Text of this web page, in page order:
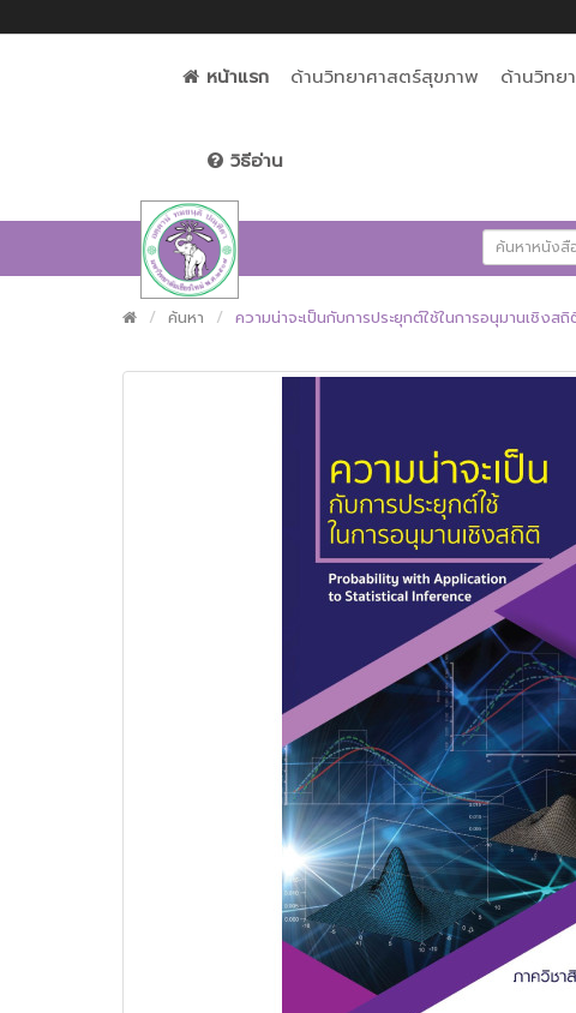
หน้าแรก ด้านวิทยาศาสตร์สุขภาพ ด้านวิทย
วิธีอ่าน
ค้นหา ความน่าจะเป็นกับการประยุกต์ใช้ในการอนุมานเชิงสถิ